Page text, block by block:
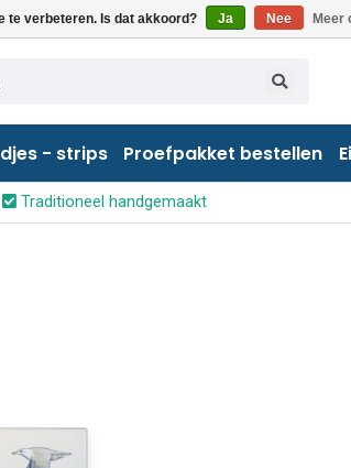
te verbeteren. Is dat akkoord? Ja Nee Meer
- strips Proefpakket bestellen
Traditioneel handgemaakt